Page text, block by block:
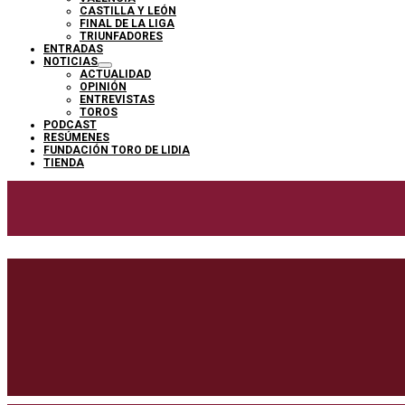
CASTILLA Y LEÓN
FINAL DE LA LIGA
TRIUNFADORES
ENTRADAS
NOTICIAS
ACTUALIDAD
OPINIÓN
ENTREVISTAS
TOROS
PODCAST
RESÚMENES
FUNDACIÓN TORO DE LIDIA
TIENDA